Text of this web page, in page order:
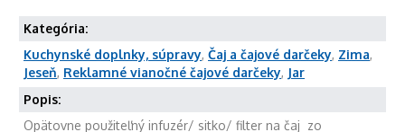
Kategória:
Kuchynské doplnky, súpravy, Čaj a čajové darčeky, Zima,
Jeseň, Reklamné vianočné čajové darčeky, Jar
Popis:
Opätovne použiteľný infuzér/ sitko/ filter na čaj zo